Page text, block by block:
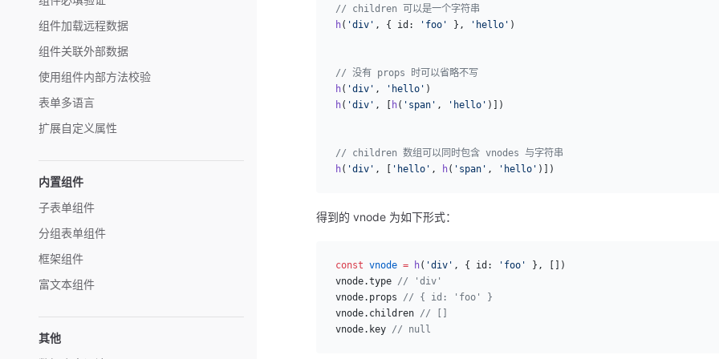
组件加载远程数据
组件关联外部数据
使用组件内部方法校验
表单多语言
扩展自定义属性
内置组件
子表单组件
分组表单组件
框架组件
富文本组件
其他
// children 可以是一个字符串
h( 'div' , { id: 'foo' }, 'hello' )
// 没有 props 时可以省略不写
h( 'div' , 'hello' )
h( 'div' , [ h( 'span' , 'hello' )])
// children 数组可以同时包含 vnodes 与字符串
h( 'div' , [ 'hello' , h( 'span' , 'hello' )])
得到的 vnode 为如下形式：
const vnode = h( 'div' , { id: 'foo'
}, [])
vnode.type // 'div'
vnode.props // { id: 'foo' }
vnode.children // []
vnode.key // null